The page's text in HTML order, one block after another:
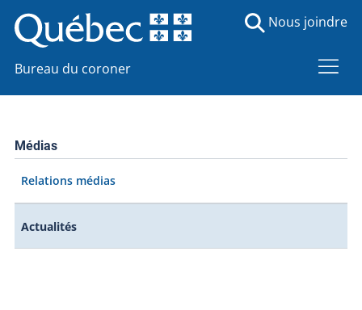
Bureau du coroner
Nous joindre
Médias
Relations médias
Actualités